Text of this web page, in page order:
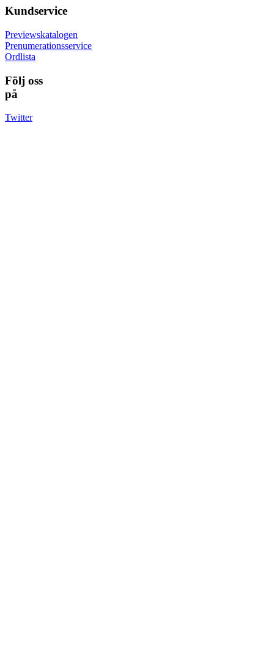
Kundservice
Previewskatalogen
Prenumerationsservice
Ordlista
Följ oss
på
Twitter